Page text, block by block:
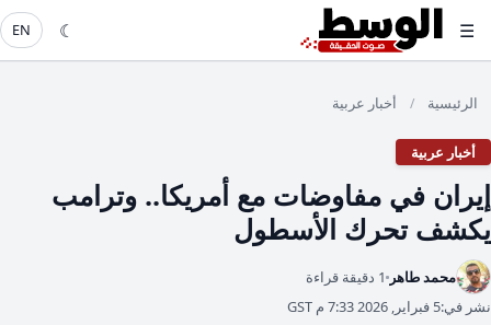
☰
☾
EN
الرئيسية / أخبار عربية
أخبار عربية
إيران في مفاوضات مع أمريكا.. وترامب
يكشف تحرك الأسطول
محمد طاهر 1 دقيقة قراءة
نشر في:5 فبراير, 2026 7:33 م GST